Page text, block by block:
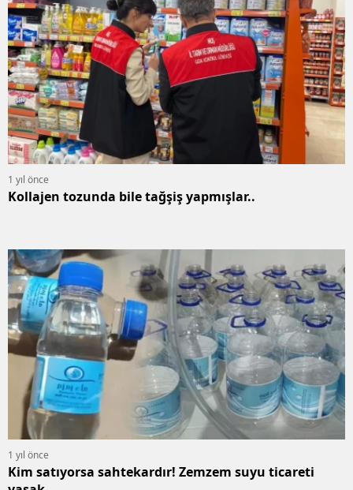
1 yıl önce
Kollajen tozunda bile tağşiş yapmışlar..
1 yıl önce
Kim satıyorsa sahtekardır! Zemzem suyu ticareti